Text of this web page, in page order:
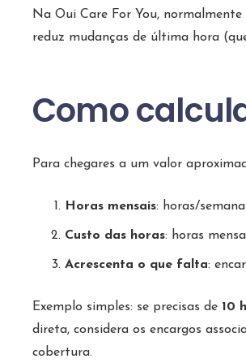
Na Oui Care For You,
reduz mudanças de última hora
Como
Para chegares a um valor
Horas mensais: horas/
Custo das horas: horas
Acrescenta o que falta:
Exemplo simples: se precisas de 10
direta, considera os encargos
cobertura.